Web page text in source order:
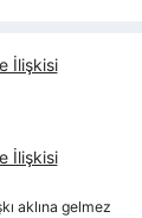
İlişkisi
İlişkisi
aklına gelmez